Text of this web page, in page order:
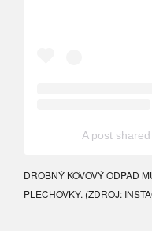
A post
DROBNÝ KOVOVÝ ODPAD
PLECHOVKY. (ZDROJ: